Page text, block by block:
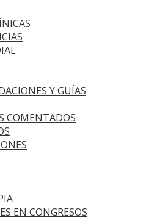
Y GUÍAS
COMENTADOS
EN CONGRESOS